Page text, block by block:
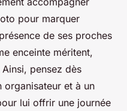
pour marquer
de ses proches
enceinte méritent,
Ainsi, pensez dès
organisateur et à un
lui offrir une journée